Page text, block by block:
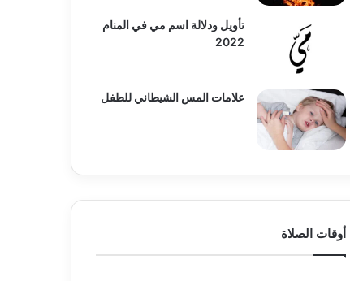
تأويل ودلالة اسم مي في المنام
2022
علامات المس الشيطاني للطفل
أوقات الصلاة